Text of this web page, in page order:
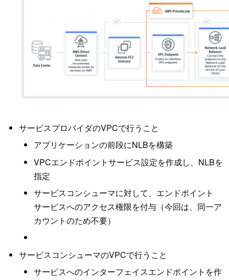
サービスプロバイダのVPCで行うこと
アプリケーションの前段にNLBを構築
VPCエンドポイントサービス設定を作成し、NLBを
指定
サービスコンシューマに対して、エンドポイント
サービスへのアクセス権限を付与（今回は、同一ア
カウントのため不要）
サービスコンシューマのVPCで行うこと
サービスへのインターフェイスエンドポイントを作